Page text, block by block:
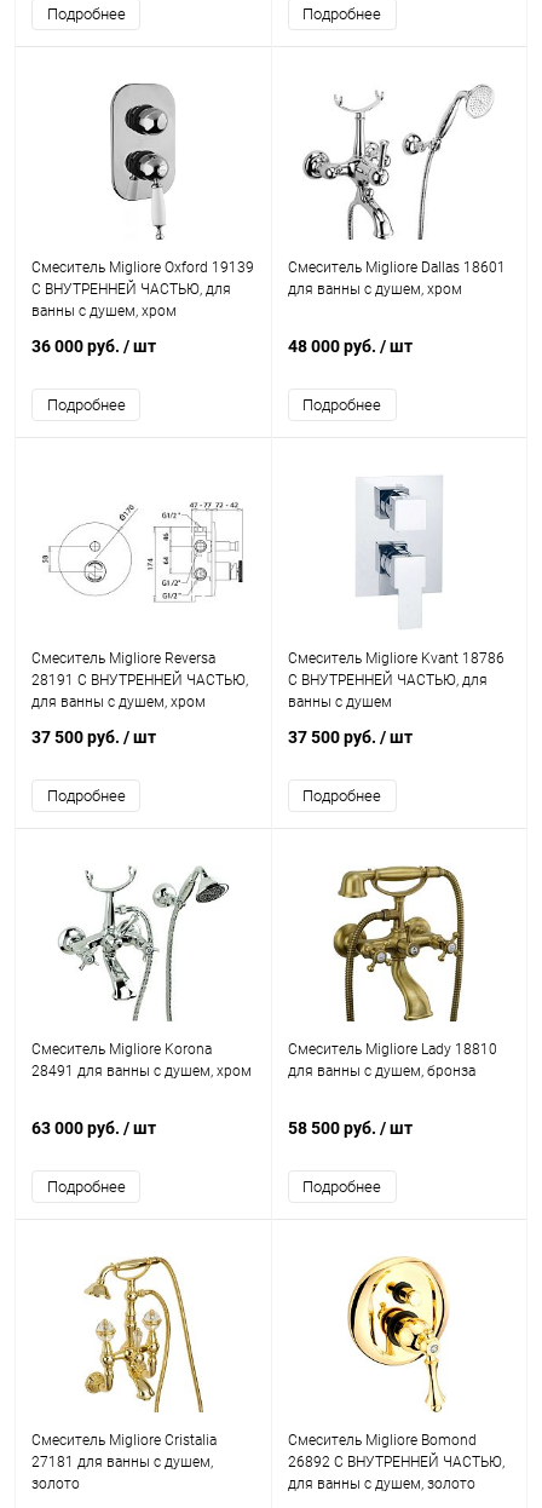
Подробнее Подробнее
Смеситель Migliore Oxford 19139
С ВНУТРЕННЕЙ ЧАСТЬЮ, для
ванны с душем, хром
36 000 руб. / шт
Подробнее
Смеситель Migliore Dallas 18601
для ванны с душем, хром
48 000 руб. / шт
Подробнее
Смеситель Migliore Reversa
28191 С ВНУТРЕННЕЙ ЧАСТЬЮ,
для ванны с душем, хром
37 500 руб. / шт
Подробнее
Смеситель Migliore Kvant 18786
С ВНУТРЕННЕЙ ЧАСТЬЮ, для
ванны с душем
37 500 руб. / шт
Подробнее
Смеситель Migliore Korona
28491 для ванны с душем, хром
63 000 руб. / шт
Подробнее
Смеситель Migliore Lady 18810
для ванны с душем, бронза
58 500 руб. / шт
Подробнее
Смеситель Migliore Cristalia
27181 для ванны с душем,
золото
Смеситель Migliore Bomond
26892 С ВНУТРЕННЕЙ ЧАСТЬЮ,
для ванны с душем, золото